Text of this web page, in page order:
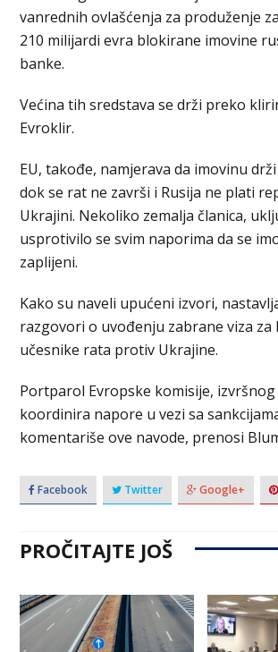
vanrednih ovlašćenja za produženje
210 milijardi evra blokirane imovine
banke.
Većina tih sredstava se drži preko
Evroklir.
EU, takođe, namјerava da imovinu
dok se rat ne završi i Rusija ne plati
Ukrajini. Nekoliko zemalja članica,
usprotivilo se svim naporima da se
zapliјeni.
Kako su naveli upućeni izvori,
razgovori o uvođenju zabrane viza za
učesnike rata protiv Ukrajine.
Portparol Evropske komisije, izvršnog
koordinira napore u vezi sa
komentariše ove navode, prenosi
Facebook Twitter Google+
PROČITAJTE JOŠ